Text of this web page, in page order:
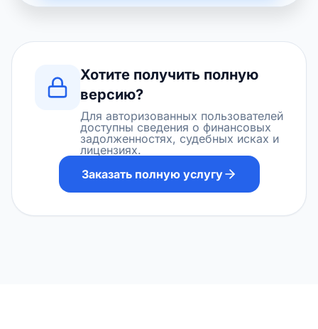
Хотите получить полную
версию?
Для авторизованных пользователей
доступны сведения о финансовых
задолженностях, судебных исках и
лицензиях.
Заказать полную услугу